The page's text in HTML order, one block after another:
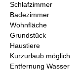
Schlafzimmer
Badezimmer
Wohnfläche
Grundstück
Haustiere
Kurzurlaub möglich
Entfernung Wasser